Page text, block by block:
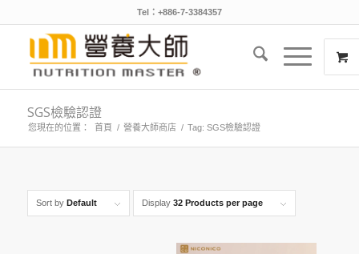
Tel：+886-7-3384357
SGS檢驗認證
您現在的位置： 首頁 / 營養大師商店 / Tag: SGS檢驗認證
Sort by Default Display 32 Products per page